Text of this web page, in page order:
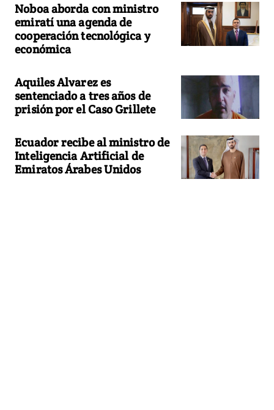
Noboa aborda con ministro
emiratí una agenda de
cooperación tecnológica y
económica
Aquiles Alvarez es
sentenciado a tres años de
prisión por el Caso Grillete
Ecuador recibe al ministro de
Inteligencia Artificial de
Emiratos Árabes Unidos